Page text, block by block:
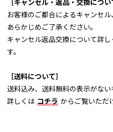
［キャンセル・返品・交換につい
お客様のご都合によるキャンセ
あらかじめご了承ください。
キャンセル返品交換について詳し
す。
［送料について］
送料込み、送料無料の表示がない
詳しくは コチラ からご覧いただ